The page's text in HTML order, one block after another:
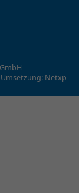
Netxp